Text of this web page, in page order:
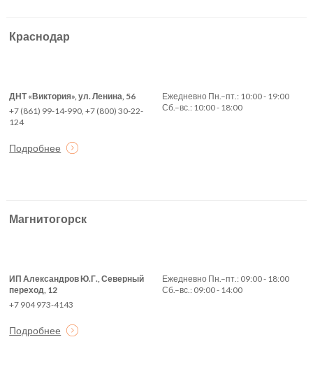
Краснодар
ДНТ «Виктория», ул. Ленина, 56
+7 (861) 99-14-990, +7 (800) 30-22-
124
Подробнее
Ежедневно Пн.–пт.: 10:00 - 19:00
Сб.–вс.: 10:00 - 18:00
Магнитогорск
ИП Александров Ю.Г., Северный
переход, 12
+7 904 973-4143
Подробнее
Ежедневно Пн.–пт.: 09:00 - 18:00
Сб.–вс.: 09:00 - 14:00